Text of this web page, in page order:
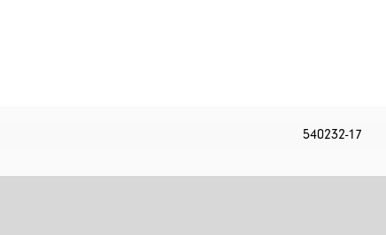
540232-17